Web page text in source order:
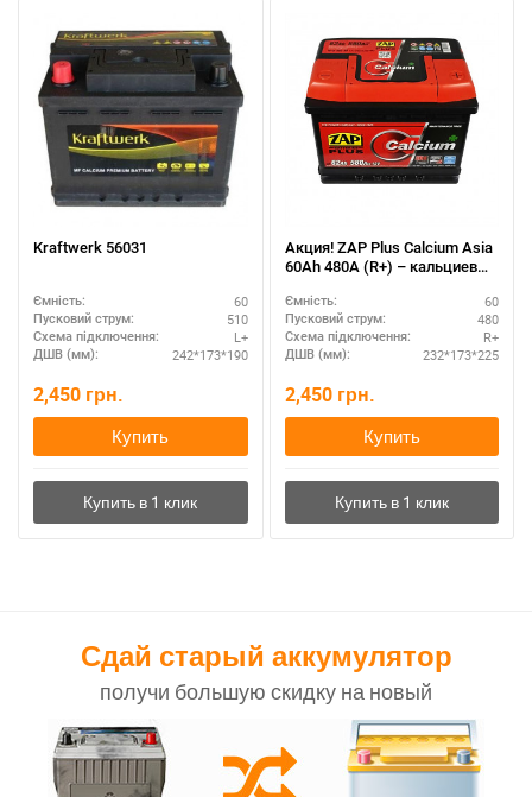
Kraftwerk 56031
Ємність: 60
Пусковий струм: 510
Схема підключення: L+
ДШВ (мм): 242*173*190
2,450 грн.
Купить
Акция! ZAP Plus Calcium Asia
60Аh 480А (R+) – кальциевый
Ємність: 60
Пусковий струм: 480
Схема підключення: R+
ДШВ (мм): 232*173*225
2,450 грн.
Купить
Сдай старый аккумулятор
получи большую скидку на новый